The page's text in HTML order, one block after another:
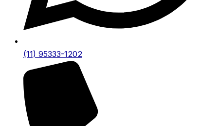
(11) 95333-1202